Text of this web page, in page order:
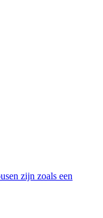
zijn zoals een